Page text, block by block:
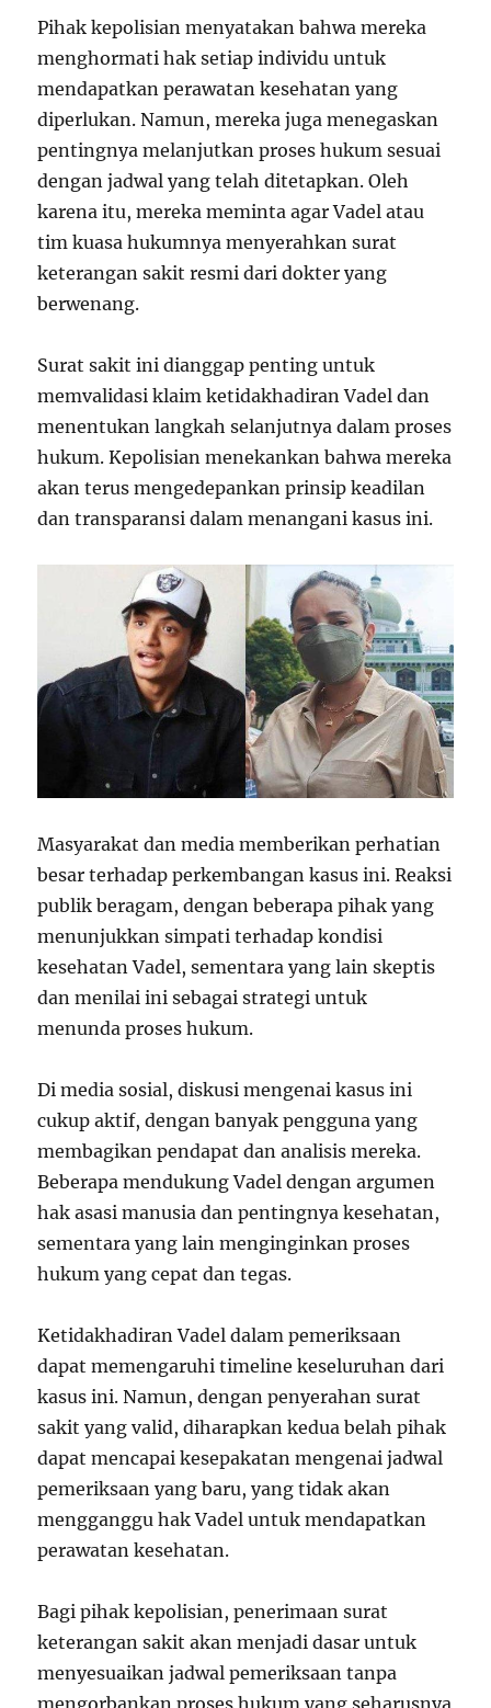
Pihak kepolisian menyatakan bahwa mereka
menghormati hak setiap individu untuk
mendapatkan perawatan kesehatan yang
diperlukan. Namun, mereka juga menegaskan
pentingnya melanjutkan proses hukum sesuai
dengan jadwal yang telah ditetapkan. Oleh
karena itu, mereka meminta agar Vadel atau
tim kuasa hukumnya menyerahkan surat
keterangan sakit resmi dari dokter yang
berwenang.
Surat sakit ini dianggap penting untuk
memvalidasi klaim ketidakhadiran Vadel dan
menentukan langkah selanjutnya dalam proses
hukum. Kepolisian menekankan bahwa mereka
akan terus mengedepankan prinsip keadilan
dan transparansi dalam menangani kasus ini.
Masyarakat dan media memberikan perhatian
besar terhadap perkembangan kasus ini. Reaksi
publik beragam, dengan beberapa pihak yang
menunjukkan simpati terhadap kondisi
kesehatan Vadel, sementara yang lain skeptis
dan menilai ini sebagai strategi untuk
menunda proses hukum.
Di media sosial, diskusi mengenai kasus ini
cukup aktif, dengan banyak pengguna yang
membagikan pendapat dan analisis mereka.
Beberapa mendukung Vadel dengan argumen
hak asasi manusia dan pentingnya kesehatan,
sementara yang lain menginginkan proses
hukum yang cepat dan tegas.
Ketidakhadiran Vadel dalam pemeriksaan
dapat memengaruhi timeline keseluruhan dari
kasus ini. Namun, dengan penyerahan surat
sakit yang valid, diharapkan kedua belah pihak
dapat mencapai kesepakatan mengenai jadwal
pemeriksaan yang baru, yang tidak akan
mengganggu hak Vadel untuk mendapatkan
perawatan kesehatan.
Bagi pihak kepolisian, penerimaan surat
keterangan sakit akan menjadi dasar untuk
menyesuaikan jadwal pemeriksaan tanpa